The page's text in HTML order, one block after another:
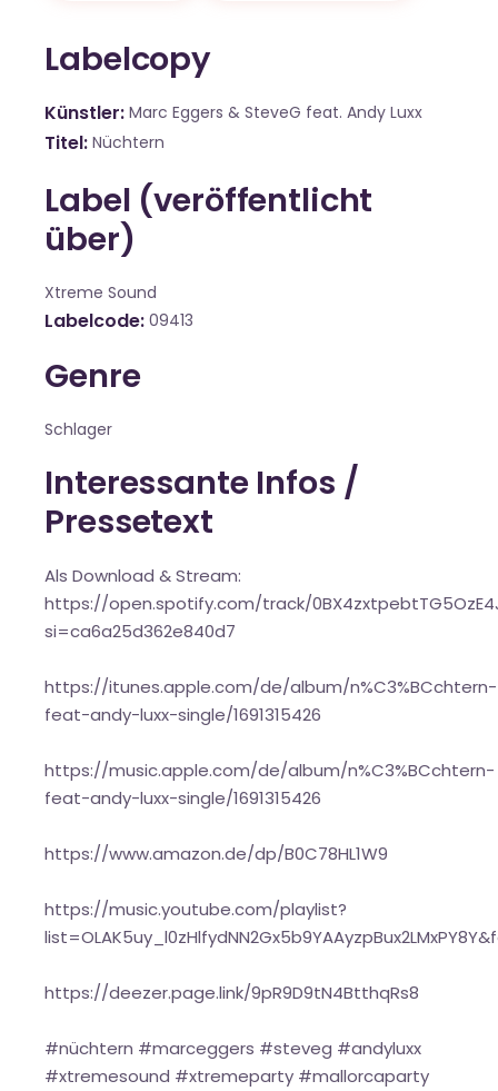
Labelcopy
Künstler Marc Eggers & SteveG feat. Andy Luxx
Titel Nüchtern
Label (veröffentlicht
über)
Xtreme Sound
Labelcode 09413
Genre
Schlager
Interessante Infos /
Pressetext
Als Download & Stream:
https://open.spotify.com/track/
si=ca6a25d362e840d7
https://itunes.apple.com/de/album/n%C3%BCchtern-
feat-andy-luxx-single/1691315426
https://music.apple.com/de/album/n%C3%BCchtern-
feat-andy-luxx-single/1691315426
https://www.amazon.de/dp/B0C78HL1W9
https://music.youtube.com/playlist?
https://deezer.page.link/9pR9D9tN4BtthqRs8
#nüchtern #marceggers #steveg #andyluxx
#xtremesound #xtremeparty #mallorcaparty